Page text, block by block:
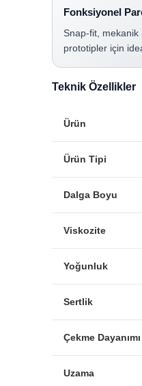
Fonksiyonel
Snap-fit, mekanik
prototipler için
Teknik Özellikler
Ürün
Ürün Tipi
Dalga Boyu
Viskozite
Yoğunluk
Sertlik
Çekme Dayanımı
Uzama